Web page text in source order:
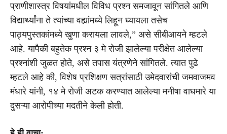
प्राणीशास्त्र विषयांमधील विविध प्रश्न समजावून सांगितले आणि
विद्यार्थ्यांना ते त्यांच्या वह्यांमध्ये लिहून घ्यायला तसेच
पाठ्यपुस्तकांमध्ये खुणा करायला लावले,” असे सीबीआयने म्हटले
आहे. यापैकी बहुतेक प्रश्न ३ मे रोजी झालेल्या परीक्षेत आलेल्या
प्रश्नांशी जुळत होते, असे तपास यंत्रणेने सांगितले. त्यात पुढे
म्हटले आहे की, विशेष प्रशिक्षण सत्रांसाठी उमेदवारांची जमवाजमव
मंधारे यांनी, १४ मे रोजी अटक करण्यात आलेल्या मनीषा वाघमारे या
दुसऱ्या आरोपीच्या मदतीने केली होती.